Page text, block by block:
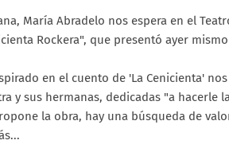
María Abradelo nos espera en el
Rockera", que presentó ayer
en el cuento de 'La Cenicienta'
y sus hermanas, dedicadas "a hacerle
la obra, hay una búsqueda de